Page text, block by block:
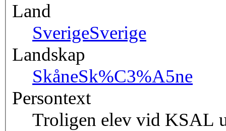
Land
SverigeSverige
Landskap
SkåneSk%C3%A5ne
Persontext
Troligen elev vid KSAL